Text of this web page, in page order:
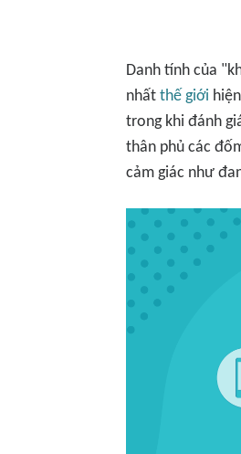
Danh tính của
nhất thế giới
trong khi đánh
thân phủ các
cảm giác như